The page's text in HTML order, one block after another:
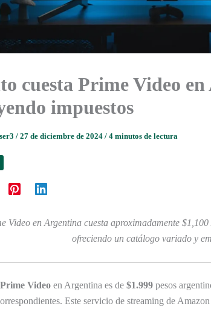
cuesta Prime Video
impuestos
/ 27 de diciembre de 2024 / 4 minutos de lectura
Video en Argentina cuesta aproximadamente $1,100
ofreciendo un catálogo variado y
Prime Video en Argentina es de $1.999 pesos
Este servicio de streaming de